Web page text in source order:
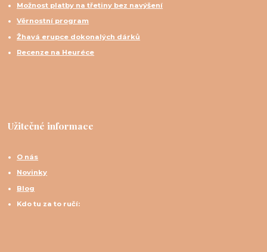
Možnost platby na třetiny bez navýšení
Věrnostní program
Žhavá erupce dokonalých dárků
Recenze na Heuréce
Užitečné informace
O nás
Novinky
Blog
Kdo tu za to ručí: